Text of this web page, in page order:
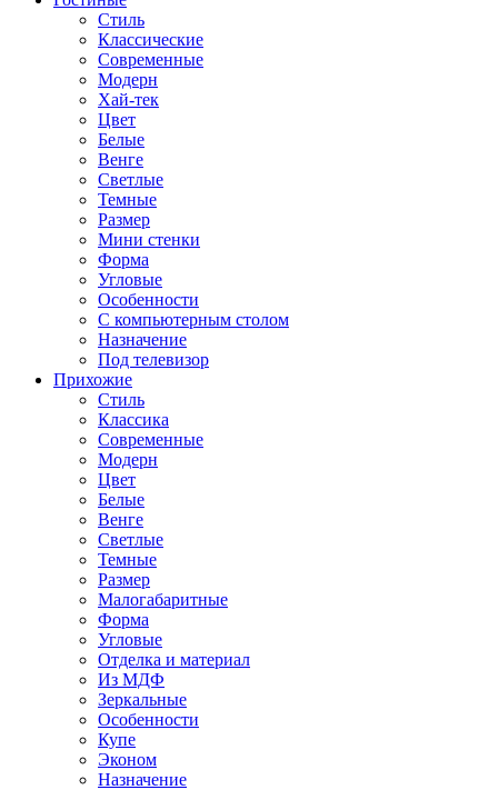
Стиль
Классические
Современные
Модерн
Хай-тек
Цвет
Белые
Венге
Светлые
Темные
Размер
Мини стенки
Форма
Угловые
Особенности
С компьютерным столом
Назначение
Под телевизор
Прихожие
Стиль
Классика
Современные
Модерн
Цвет
Белые
Венге
Светлые
Темные
Размер
Малогабаритные
Форма
Угловые
Отделка и материал
Из МДФ
Зеркальные
Особенности
Купе
Эконом
Назначение